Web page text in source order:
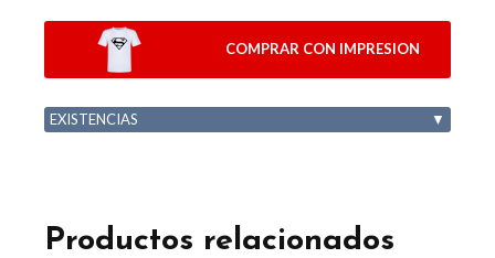
COMPRAR CON IMPRESION
EXISTENCIAS ▼
Productos relacionados